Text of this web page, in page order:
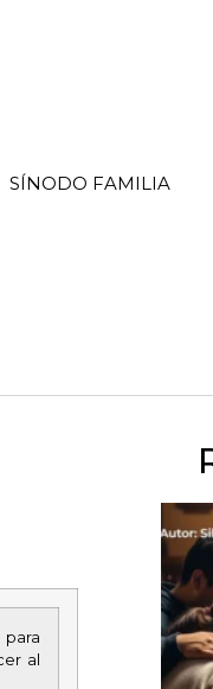
SÍNODO FAMILIA
al